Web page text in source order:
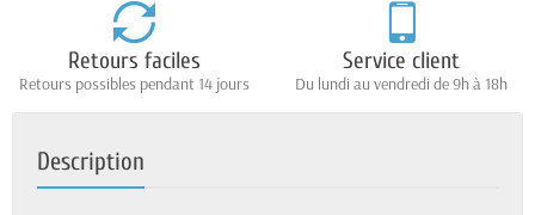
Retours faciles
Retours possibles pendant 14 jours
Service client
Du lundi au vendredi de 9h à 18h
Description